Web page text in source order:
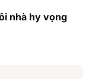
nhà hy vọng